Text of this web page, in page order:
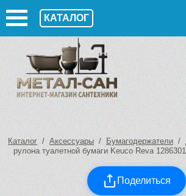
КАТАЛОГ
Каталог / Аксессуары / Бумагодержатели /
рулона туалетной бумаги Keuco Reva
Поделиться